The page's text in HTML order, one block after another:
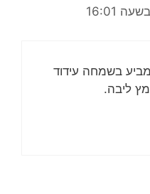
בשמחה עידוד
ליבה.